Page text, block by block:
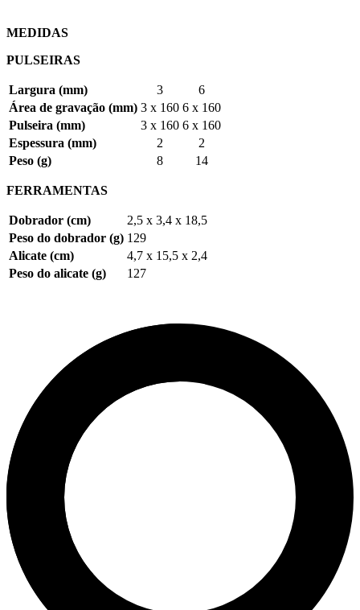
MEDIDAS
PULSEIRAS
Largura (mm) 3
6
Área de gravação (mm) 3 x 160 6 x 160
Pulseira (mm)
3 x 160 6 x 160
Espessura (mm)
2
2
Peso (g)
8 14
FERRAMENTAS
Dobrador (cm)
2,5 x 3,4 x 18,5
Peso do dobrador (g) 129
Alicate (cm)
4,7 x 15,5 x 2,4
Peso do alicate (g)
127